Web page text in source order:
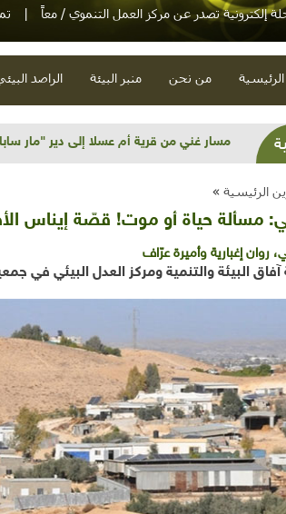
إلكترونية تصدر عن مركز العمل التنموي / معاً | تموز 2025 -
الرئيسية من نحن منبر البيئة الراصد
الحاجة إلى طاقة أقل
الرئيسية »
مسألة حياة أو موت! قصّة إيناس
روان إغبارية وأميرة عرّاف
آفاق البيئة والتنمية ومركز العدل البيئي في